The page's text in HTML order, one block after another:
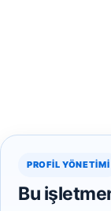
PROFIL YÖNETIMI
Bu